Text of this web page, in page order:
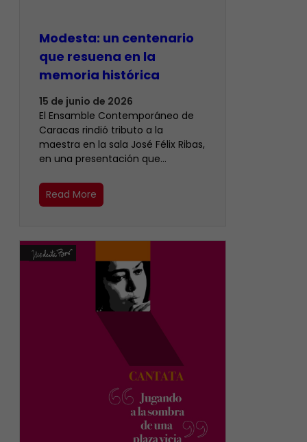
Modesta: un centenario
que resuena en la
memoria histórica
15 de junio de 2026
El Ensamble Contemporáneo de
Caracas rindió tributo a la
maestra en la sala José Félix Ribas,
en una presentación que…
Read More